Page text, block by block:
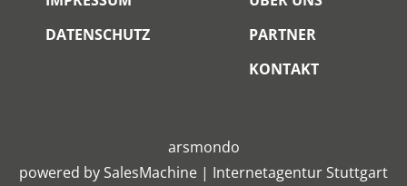
DATENSCHUTZ
PARTNER
KONTAKT
arsmondo
powered bySalesMachine | Internetagentur Stuttgart